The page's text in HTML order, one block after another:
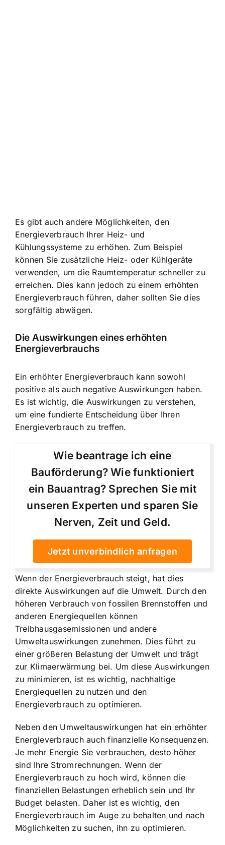
Es gibt auch andere Möglichkeiten, den
Energieverbrauch Ihrer Heiz- und
Kühlungssysteme zu erhöhen. Zum Beispiel
können Sie zusätzliche Heiz- oder Kühlgeräte
verwenden, um die Raumtemperatur schneller zu
erreichen. Dies kann jedoch zu einem erhöhten
Energieverbrauch führen, daher sollten Sie dies
sorgfältig abwägen.
Die Auswirkungen eines erhöhten
Energieverbrauchs
Ein erhöhter Energieverbrauch kann sowohl
positive als auch negative Auswirkungen haben.
Es ist wichtig, die Auswirkungen zu verstehen,
um eine fundierte Entscheidung über Ihren
Energieverbrauch zu treffen.
Wie beantrage ich eine
Bauförderung? Wie funktioniert
ein Bauantrag? Sprechen Sie mit
unseren Experten und sparen Sie
Nerven, Zeit und Geld.
Jetzt unverbindlich anfragen
Wenn der Energieverbrauch steigt, hat dies
direkte Auswirkungen auf die Umwelt. Durch den
höheren Verbrauch von fossilen Brennstoffen und
anderen Energiequellen können
Treibhausgasemissionen und andere
Umweltauswirkungen zunehmen. Dies führt zu
einer größeren Belastung der Umwelt und trägt
zur Klimaerwärmung bei. Um diese Auswirkungen
zu minimieren, ist es wichtig, nachhaltige
Energiequellen zu nutzen und den
Energieverbrauch zu optimieren.
Neben den Umweltauswirkungen hat ein erhöhter
Energieverbrauch auch finanzielle Konsequenzen.
Je mehr Energie Sie verbrauchen, desto höher
sind Ihre Stromrechnungen. Wenn der
Energieverbrauch zu hoch wird, können die
finanziellen Belastungen erheblich sein und Ihr
Budget belasten. Daher ist es wichtig, den
Energieverbrauch im Auge zu behalten und nach
Möglichkeiten zu suchen, ihn zu optimieren.